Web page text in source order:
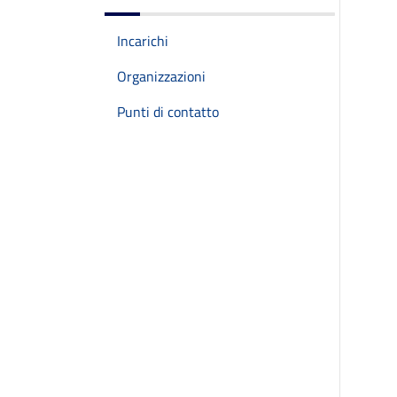
Incarichi
Organizzazioni
Punti di contatto